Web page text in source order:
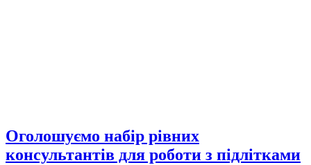
Оголошуємо набір рівних
консультантів для роботи з підлітками